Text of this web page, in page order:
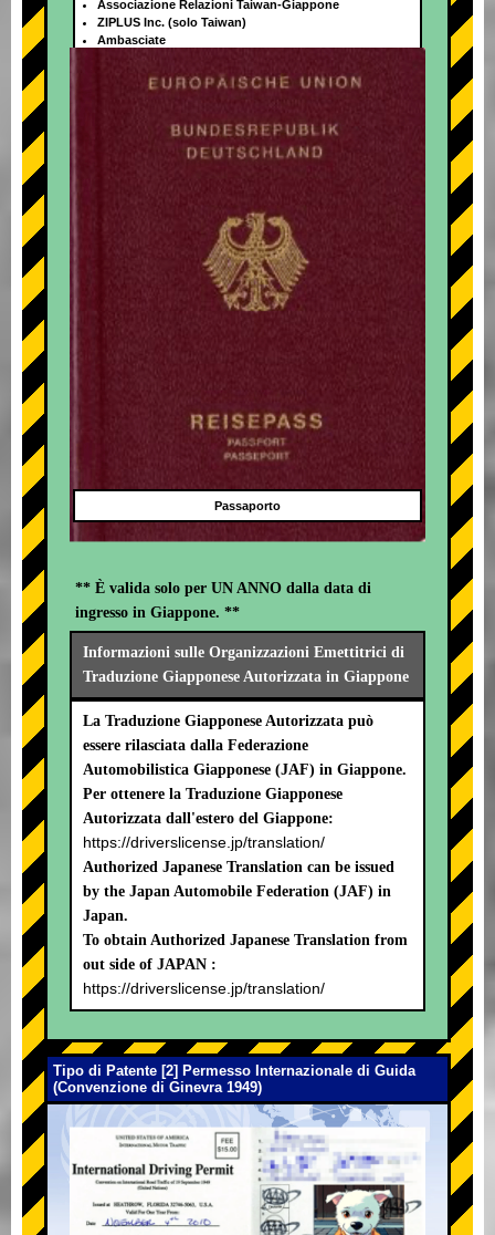
+
Associazione Relazioni Taiwan-Giappone
ZIPLUS Inc. (solo Taiwan)
Ambasciate
Passaporto
** È valida solo per UN ANNO dalla data di
ingresso in Giappone. **
Informazioni sulle Organizzazioni Emettitrici di
Traduzione Giapponese Autorizzata in Giappone
La Traduzione Giapponese Autorizzata può
essere rilasciata dalla Federazione
Automobilistica Giapponese (JAF) in Giappone.
Per ottenere la Traduzione Giapponese
Autorizzata dall'estero del Giappone:
https://driverslicense.jp/translation/
Authorized Japanese Translation can be issued
by the Japan Automobile Federation (JAF) in
Japan.
To obtain Authorized Japanese Translation from
out side of JAPAN :
https://driverslicense.jp/translation/
Tipo di Patente [2] Permesso Internazionale di Guida
(Convenzione di Ginevra 1949)